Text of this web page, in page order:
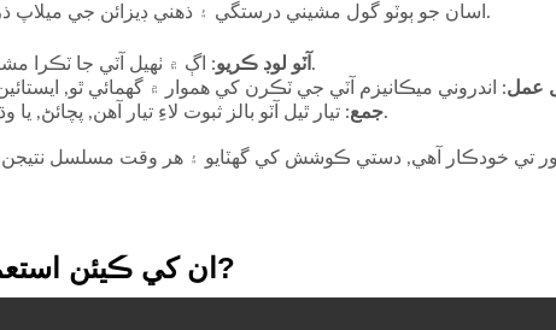
اسان جو ٻوٽو گول مشيني درستگي ۽ ذھني ڊيزائن جي ميلاپ ذريعي ھلندو آھي.
آٽو لوڊ ڪريو : اڳ ۾ ٺهيل آٽي جا ٽڪرا مشين ۾ رکو.
عمل
جمع: تيار ٿيل آٽو بالز ثبوت لاءِ تيار آهن, پچائڻ, يا وڌيڪ عمل.
ان کي ڪيئن استعمال ڪجي?